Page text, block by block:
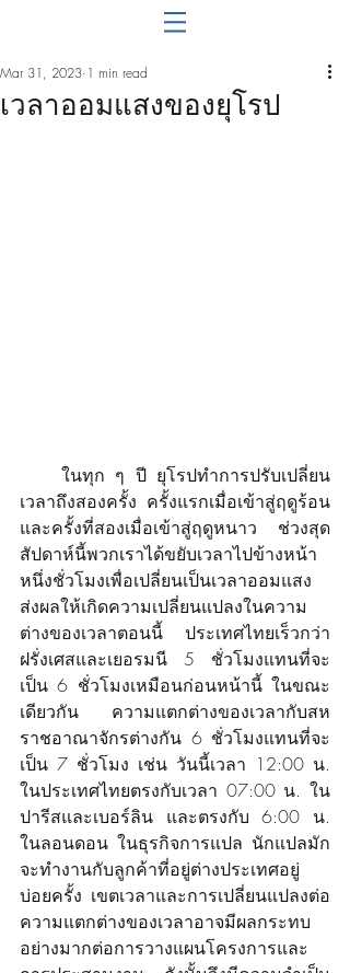
เวลาออมแสงของยุโรป
Mar 31, 2023 1 min read
เวลาถึงสองครั้ง ครั้งแรกเมื่อเข้าสู่ฤดูร้อน
และครั้งที่สองเมื่อเข้าสู่ฤดูหนาว ช่วงสุด
สัปดาห์นี้พวกเราได้ขยับเวลาไปข้างหน้า
หนึ่งชั่วโมงเพื่อเปลี่ยนเป็นเวลาออมแสง
ส่งผลให้เกิดความเปลี่ยนแปลงในความ
ต่างของเวลาตอนนี้ ประเทศไทยเร็วกว่า
ฝรั่งเศสและเยอรมนี 5 ชั่วโมงแทนที่จะ
เป็น 6 ชั่วโมงเหมือนก่อนหน้านี้ ในขณะ
เดียวกัน ความแตกต่างของเวลากับสห
ราชอาณาจักรต่างกัน 6 ชั่วโมงแทนที่จะ
เป็น 7 ชั่วโมง เช่น วันนี้เวลา 12:00 น.
ในประเทศไทยตรงกับเวลา 07:00 น. ใน
ปารีสและเบอร์ลิน และตรงกับ 6:00 น.
ในลอนดอน ในธุรกิจการแปล นักแปลมัก
จะทำงานกับลูกค้าที่อยู่ต่างประเทศอยู่
บ่อยครั้ง เขตเวลาและการเปลี่ยนแปลงต่อ
ความแตกต่างของเวลาอาจมีผลกระทบ
อย่างมากต่อการวางแผนโครงการและ